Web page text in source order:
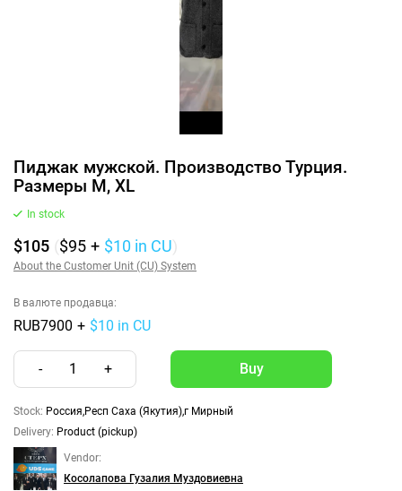
Пиджак мужской. Производство Турция.
Размеры M, XL
In stock
$105 ($95 + $10 in CU)
About the Customer Unit (CU) System
В валюте продавца:
RUB7900 + $10 in CU
- 1 +
Stock: Россия,Респ Саха (Якутия),г Мирный
Delivery: Product (pickup)
Vendor:
Косолапова Гузалия Муздовиевна